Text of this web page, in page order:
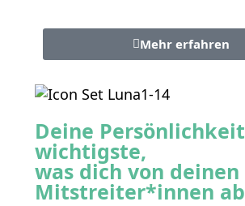
Mehr erfahren
Deine
wichtigste,
was dich von deinen
Mitstreiter*innen